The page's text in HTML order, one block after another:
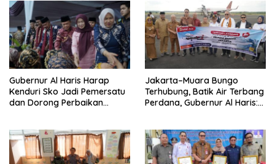
Gubernur Al Haris Harap
Kenduri Sko Jadi Pemersatu
dan Dorong Perbaikan
Jakarta–Muara Bungo
Terhubung, Batik Air Terbang
Perdana, Gubernur Al Haris: